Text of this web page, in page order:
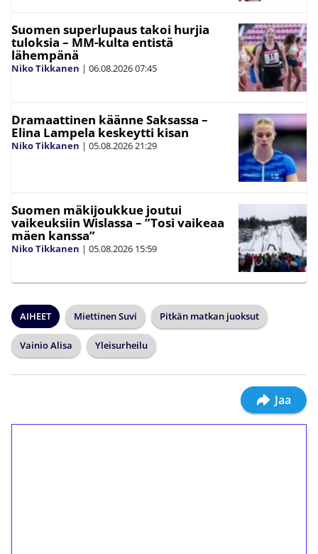
Suomen superlupaus takoi hurjia
tuloksia – MM-kulta entistä
lähempänä
Niko Tikkanen | 06.08.202607:45
Dramaattinen käänne Saksassa –
Elina Lampela keskeytti kisan
Niko Tikkanen | 05.08.202621:29
Suomen mäkijoukkue joutui
vaikeuksiin Wislassa – ”Tosi vaikeaa
mäen kanssa”
Niko Tikkanen | 05.08.2026 15:59
AIHEET Miettinen Suvi Pitkän matkan juoksut
Vainio Alisa Yleisurheilu
Jaa